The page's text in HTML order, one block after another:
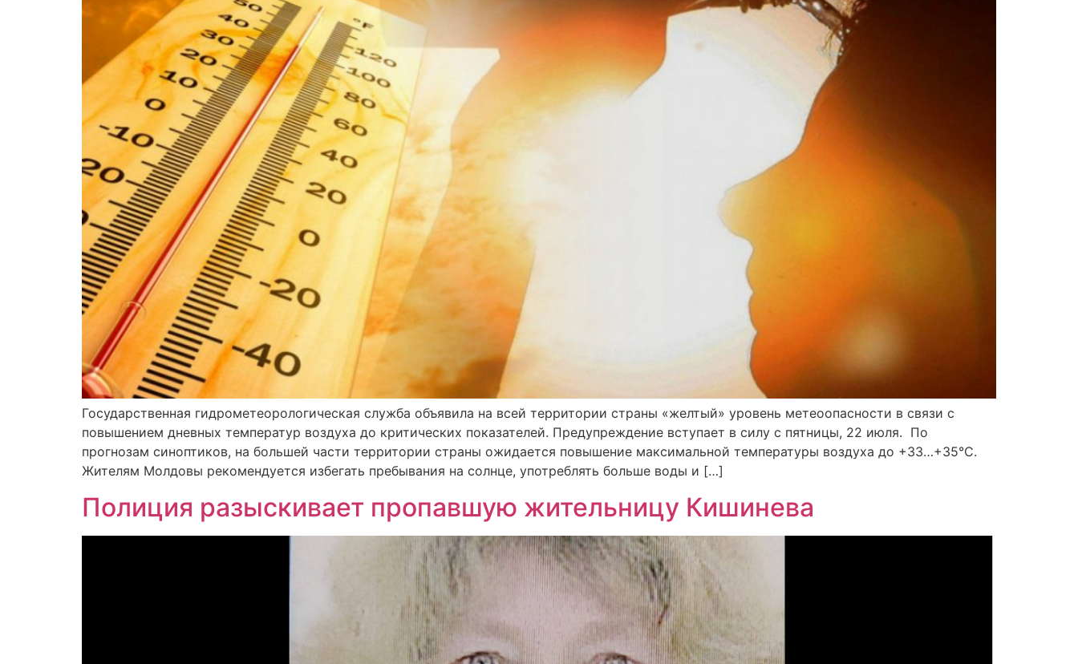
Государственная гидрометеорологическая служба объявила на всей территории страны «желтый» уровень метеоопасности в связи с
повышением дневных температур воздуха до критических показателей. Предупреждение вступает в силу с пятницы, 22 июля. По
прогнозам синоптиков, на большей части территории страны ожидается повышение максимальной температуры воздуха до +33…+35°С.
Жителям Молдовы рекомендуется избегать пребывания на солнце, употреблять больше воды и […]
Полиция разыскивает пропавшую жительницу Кишинева